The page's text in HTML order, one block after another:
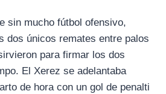
sin mucho fútbol ofensivo,
dos únicos remates entre palos
para firmar los dos
El Xerez se adelantaba
de hora con un gol de penalti